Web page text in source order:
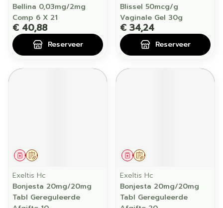
Bellina 0,03mg/2mg
Comp 6 X 21
€ 40,88
Reserveer
Blissel 50mcg/g
Vaginale Gel 30g
€ 34,24
Reserveer
Op voorschrift
Geneesmiddel
Exeltis Hc
Bonjesta 20mg/20mg
Tabl Gereguleerde
Op voorschrift
Geneesmiddel
Exeltis Hc
Bonjesta 20mg/20mg
Tabl Gereguleerde